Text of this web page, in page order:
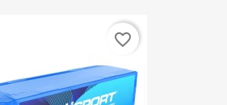
favorite_border